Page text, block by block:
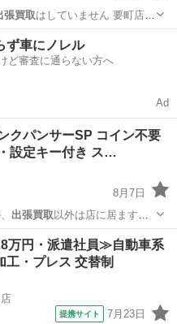
張買取はしていません 要町店の
ル デスク
ず車にノレル
ど審査に通らない方へ
Ad
クパンサーSP コイン不要
設定キー付き ス…
8月7日
出張買取 以外は店に居ますの
万円・派遣社員≫自動車系
工・プレス 交替制
提携サイト 7月23日